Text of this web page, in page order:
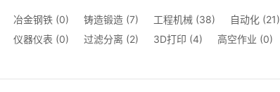
冶金钢铁 (0) 铸造锻造 (7) 工程机械 (38) 自动化 (21)
仪器仪表 (0) 过滤分离 (2) 3D打印 (4) 高空作业 (0)